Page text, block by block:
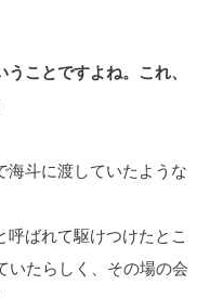
ことですよね。これ、
海斗に渡していたような
ばれて駆けつけたとこ
いたらしく、その場の会